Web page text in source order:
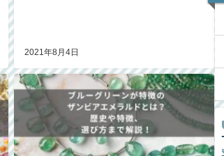
2021年8月4日